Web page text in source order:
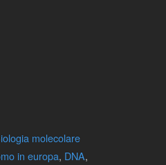
molecolare
in europa, DNA,